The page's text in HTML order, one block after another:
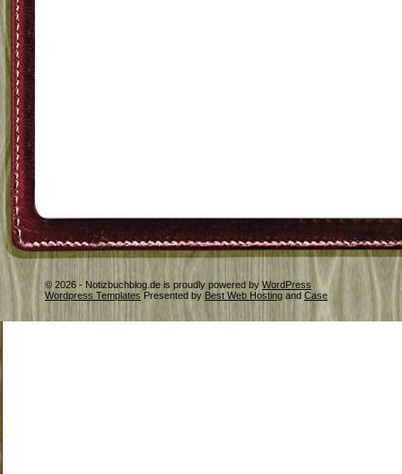
© 2026 - Notizbuchblog.de is proudly powered by WordPress
Wordpress Templates Presented by Best Web Hosting and Case